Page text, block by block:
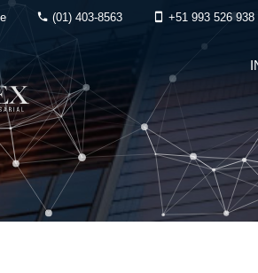
(01) 403-8563 +51 993 526 938